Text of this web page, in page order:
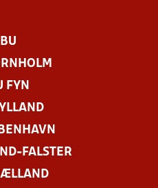
FYN
FALSTER